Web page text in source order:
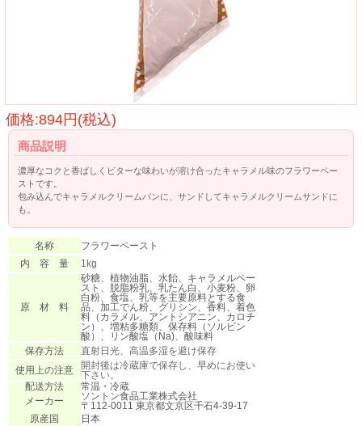
価格:894円(税込)
商品説明
濃厚なコクと香ばしくビターな味わいが溶け合ったキャラメル味のフラワーペー
ストです。
包み込んでキャラメルクリームパンに、サンドしてキャラメルクリームサンドに
も。
名称
フラワーペースト
内 容 量
1kg
原 材 料
砂糖、植物油脂、水飴、キャラメルペー
スト、脱脂粉乳、乳たん白、小麦粉、卵
白粉、食塩、乳等を主要原料とする食
品、加工でん粉、グリシン、香料、着色
料（カラメル、アントシアニン、カロチ
ン）、増粘多糖類、保存料（ソルビン
酸）、リン酸塩（Na)、酸味料
保存方法
直射日光、高温多湿を避け保存
使用上の注意
開封後は冷蔵庫で保存し、早めにお使い
下さい。
配送方法
常温・冷蔵
メーカー
ソントン食品工業株式会社
〒112-0011 東京都文京区千石4-39-17
原産国
日本